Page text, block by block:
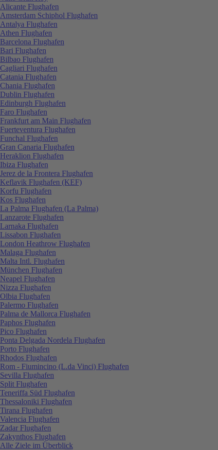
Alicante Flughafen
Amsterdam Schiphol Flughafen
Antalya Flughafen
Athen Flughafen
Barcelona Flughafen
Bari Flughafen
Bilbao Flughafen
Cagliari Flughafen
Catania Flughafen
Chania Flughafen
Dublin Flughafen
Edinburgh Flughafen
Faro Flughafen
Frankfurt am Main Flughafen
Fuerteventura Flughafen
Funchal Flughafen
Gran Canaria Flughafen
Heraklion Flughafen
Ibiza Flughafen
Jerez de la Frontera Flughafen
Keflavik Flughafen (KEF)
Korfu Flughafen
Kos Flughafen
La Palma Flughafen (La Palma)
Lanzarote Flughafen
Larnaka Flughafen
Lissabon Flughafen
London Heathrow Flughafen
Malaga Flughafen
Malta Intl. Flughafen
München Flughafen
Neapel Flughafen
Nizza Flughafen
Olbia Flughafen
Palermo Flughafen
Palma de Mallorca Flughafen
Paphos Flughafen
Pico Flughafen
Ponta Delgada Nordela Flughafen
Porto Flughafen
Rhodos Flughafen
Rom - Fiumincino (L.da Vinci) Flughafen
Sevilla Flughafen
Split Flughafen
Teneriffa Süd Flughafen
Thessaloniki Flughafen
Tirana Flughafen
Valencia Flughafen
Zadar Flughafen
Zakynthos Flughafen
Alle Ziele im Überblick